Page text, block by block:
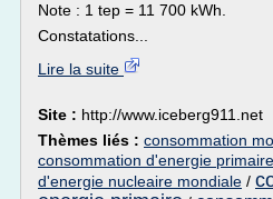
Note : 1 tep = 11 700 kWh.
Constatations...
Lire la suite
Site : http://www.iceberg911.net
Thèmes liés : consommation
consommation d'energie
d'energie nucleaire mondiale /